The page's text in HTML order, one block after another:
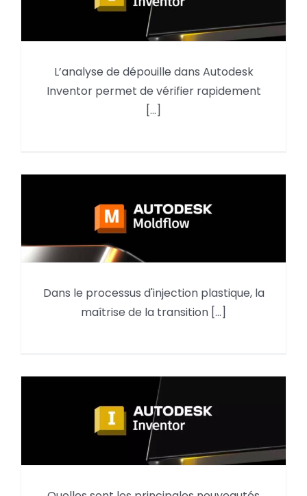
L’ analyse de dépouille dans
AUTODESK INVENTOR
L’analyse de dépouille dans Autodesk
Inventor permet de vérifier rapidement
[...]
MOLDFLOW : Analyse du
compactage par le résultat
Dans le processus d'injection plastique, la
maîtrise de la transition [...]